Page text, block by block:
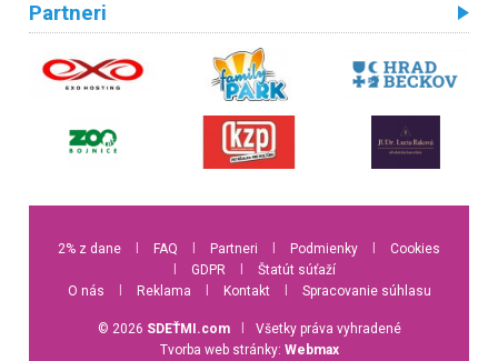
Partneri
2% z dane FAQ Partneri Podmienky
Cookies
GDPR
Štatút súťaží
O nás
Reklama Kontakt Spracovanie súhlasu
© 2026 SDEŤMI.com
Všetky práva vyhradené
Tvorba web stránky: Webmax